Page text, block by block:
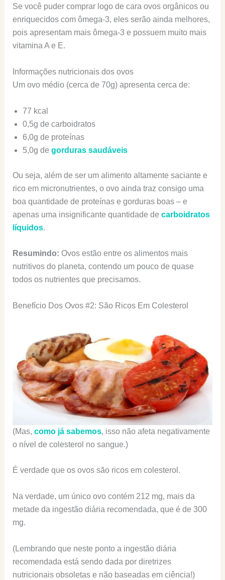
Se você puder comprar logo de cara ovos orgânicos ou
enriquecidos com ômega-3, eles serão ainda melhores,
pois apresentam mais ômega-3 e possuem muito mais
vitamina A e E.
Informações nutricionais dos ovos
Um ovo médio (cerca de 70g) apresenta cerca de:
77 kcal
0,5g de carboidratos
6,0g de proteínas
5,0g de gorduras saudáveis
Ou seja, além de ser um alimento altamente saciante e
rico em micronutrientes, o ovo ainda traz consigo uma
boa quantidade de proteínas e gorduras boas – e
apenas uma insignificante quantidade de carboidratos
líquidos.
Resumindo: Ovos estão entre os alimentos mais
nutritivos do planeta, contendo um pouco de quase
todos os nutrientes que precisamos.
Benefício Dos Ovos #2: São Ricos Em Colesterol
(Mas, como já sabemos, isso não afeta negativamente
o nível de colesterol no sangue.)
É verdade que os ovos são ricos em colesterol.
Na verdade, um único ovo contém 212 mg, mais da
metade da ingestão diária recomendada, que é de 300
mg.
(Lembrando que neste ponto a ingestão diária
recomendada está sendo dada por diretrizes
nutricionais obsoletas e não baseadas em ciência!)